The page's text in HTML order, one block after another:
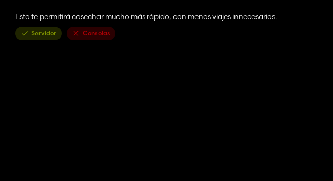
Esto te permitirá cosechar mucho más rápido, con menos viajes innecesarios.
Servidor Consolas